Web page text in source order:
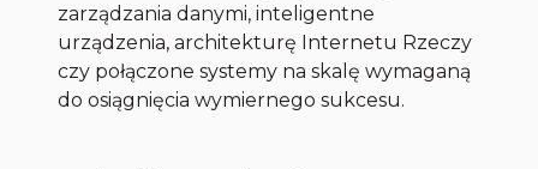
zarządzania danymi, inteligentne
urządzenia, architekturę Internetu Rzeczy
czy połączone systemy na skalę wymaganą
do osiągnięcia wymiernego sukcesu.